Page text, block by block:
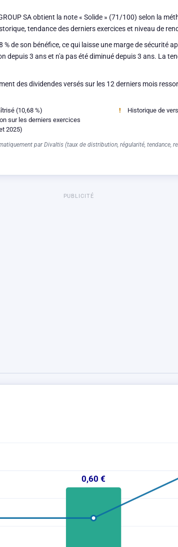
SA obtient la note « Solide » (71/100) selon la
tendance des derniers exercices et niveau de
% de son bénéfice, ce qui laisse une marge de sécurité
depuis 3 ans et n'a pas été diminué depuis 3 ans. La
des dividendes versés sur les 12 derniers mois
(10,68 %)
sur les derniers exercices
2025)
Historique de
par Divaltis (taux de distribution, régularité, tendance,
PUBLICITÉ
0,60 €